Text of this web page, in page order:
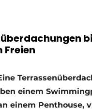
Freien
einem
einem Penthouse,